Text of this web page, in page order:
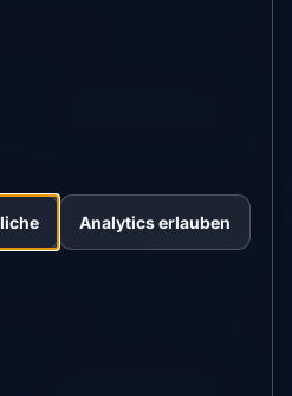
großer Stürme
MLAT
45.5°
MIN KP
9.0+
seltenen
extremen Ereignissen
Analytics erlauben